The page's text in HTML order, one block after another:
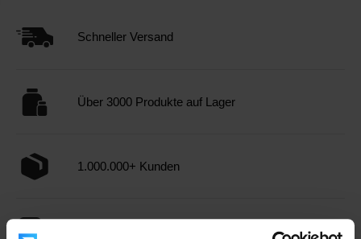
Schneller Versand
Über 3000 Produkte auf Lager
1.000.000+ Kunden